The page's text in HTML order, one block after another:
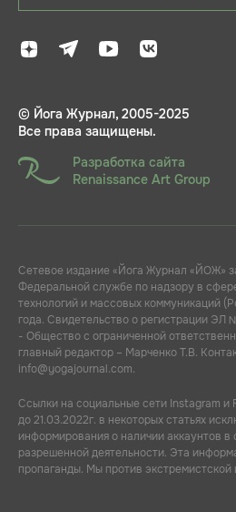
© Йога Журнал, 2005-2025
Все права защищены.
Разработка сайта
Renaissance Art Group
Сетевое издание «Йога Журнал «ЙОЖ»
Федеральной службе по надзору в
технологий и массовых коммуникаций
года. Свидетельство о регистрации ЭЛ
- Общество с ограниченной
главный редактор – Марченко Т.В.
info@yogajournal.com.
Ссылки на социальные сети Instagram
до 21.03.2022г. в некоторых статьях
информирования о наличии аккаунтов в
разрешенной деятельности. Эта
пропаганды. Мы против экстремистской